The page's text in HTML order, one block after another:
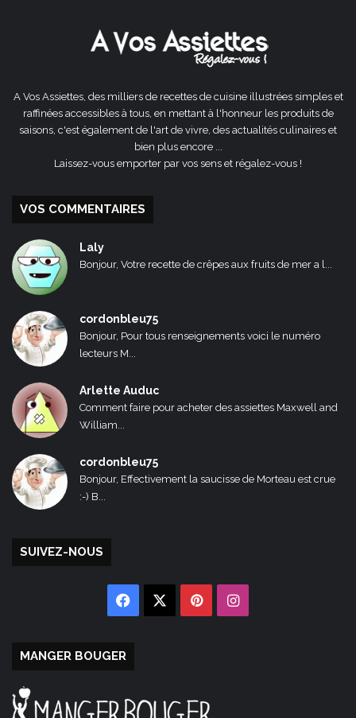
A Vos Assiettes, des milliers de recettes de cuisine illustrées simples et
raffinées accessibles à tous, en mettant à l'honneur les produits de
saisons, c'est également de l'art de vivre, des actualités culinaires et
bien plus encore ...
Laissez-vous emporter par vos sens et régalez-vous !
VOS COMMENTAIRES
Laly
Bonjour, Votre recette de crêpes aux fruits de mer a l...
cordonbleu75
Bonjour, Pour tous renseignements voici le numéro
lecteurs M...
Arlette Auduc
Comment faire pour acheter des assiettes Maxwell and
William...
cordonbleu75
Bonjour, Effectivement la saucisse de Morteau est crue
:-) B...
SUIVEZ-NOUS
Facebook PinterestInstagram
MANGER BOUGER